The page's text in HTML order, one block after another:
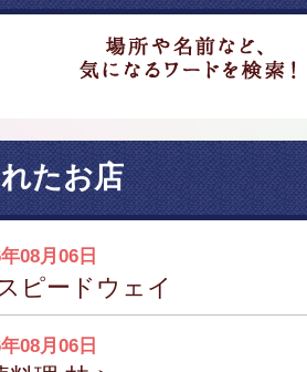
たお店
08月06日
ピードウェイ
08月06日